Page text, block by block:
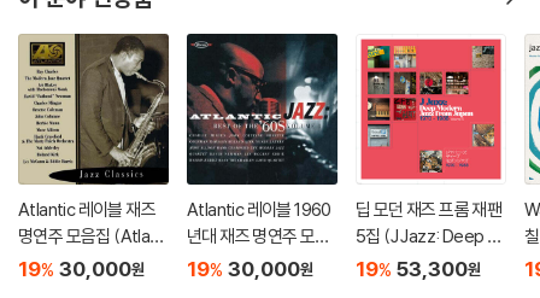
Atlantic 레이블 재즈
명연주 모음집 (Atlanti
c Jazz Classics)
19% 30,000원
Atlantic 레이블 1960
년대 재즈 명연주 모음
집 (Atlantic Jazz: Be
19% 30,000원
딥 모던 재즈 프롬 재팬
5집 (J Jazz: Deep M
odern Jazz From Ja
19% 53,300원